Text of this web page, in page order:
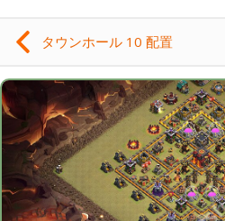
タウンホール 10 配置